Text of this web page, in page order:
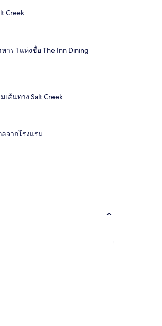
Creek
าร 1 แห่งชื่อ The Inn Dining
ส้นทาง Salt Creek
ลจากโรงแรม